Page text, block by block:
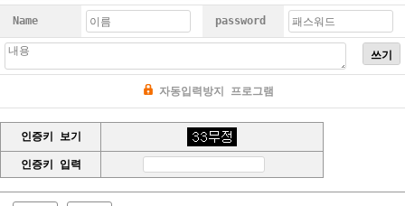
Name password
쓰기
자동입력방지 프로그램
인증키 보기
인증키 입력